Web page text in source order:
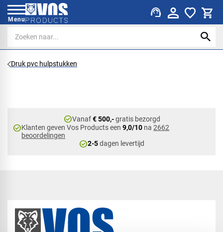
Menu support_agent
Druk pvc hulpstukken
check_circleVanaf€ 500,-gratis bezorgd
check_circleKlanten geven Vos Products een9,0/10 na2662
beoordelingen
check_circle2-5dagen levertijd